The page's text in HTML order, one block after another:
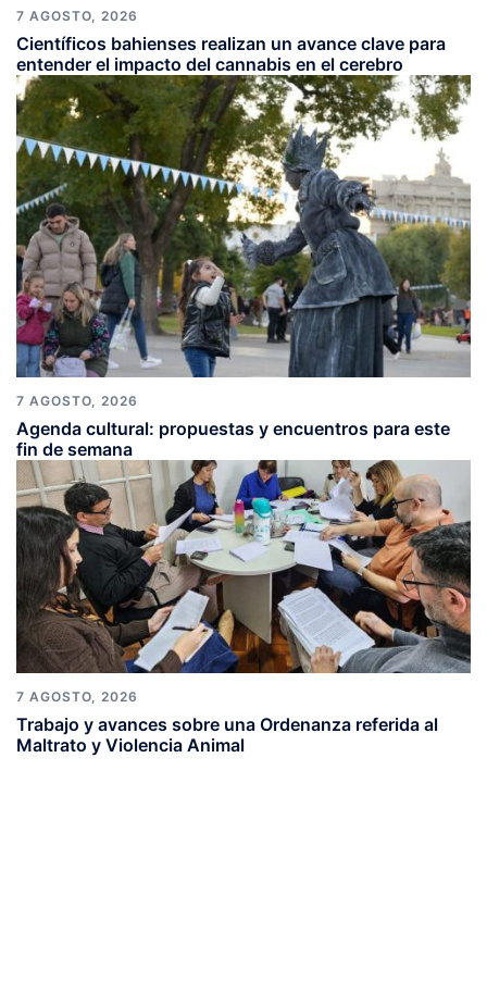
7 AGOSTO, 2026
Científicos bahienses realizan un avance clave para
entender el impacto del cannabis en el cerebro
7 AGOSTO, 2026
Agenda cultural: propuestas y encuentros para este
fin de semana
7 AGOSTO, 2026
Trabajo y avances sobre una Ordenanza referida al
Maltrato y Violencia Animal